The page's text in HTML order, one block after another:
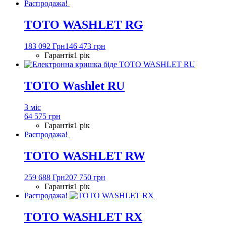
Распродажа!
TOTO WASHLET RG
183 092 Грн146 473 грн
Гарантія1 рік
TOTO Washlet RU
3 міс
64 575 грн
Гарантія1 рік
Распродажа!
TOTO WASHLET RW
259 688 Грн207 750 грн
Гарантія1 рік
Распродажа!
TOTO WASHLET RX